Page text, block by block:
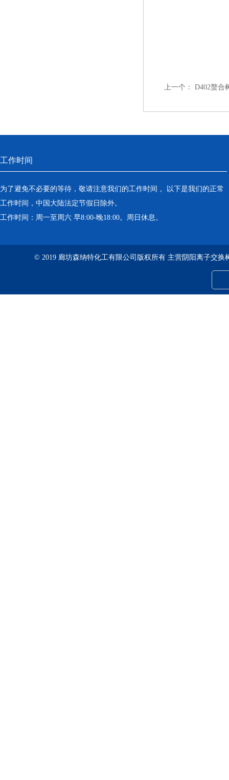
上一个： D402螯合
工作时间
为了避免不必要的等待，敬请注意我们的工作时间 。以下是我们的正常
工作时间，中国大陆法定节假日除外。
工作时间：周一至周六 早8:00-晚18:00。周日休息。
© 2019 廊坊森纳特化工有限公司版权所有 主营阴阳离子交换